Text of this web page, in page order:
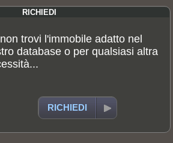
RICHIEDI
trovi l'immobile adatto nel
database o per qualsiasi altra
RICHIEDI